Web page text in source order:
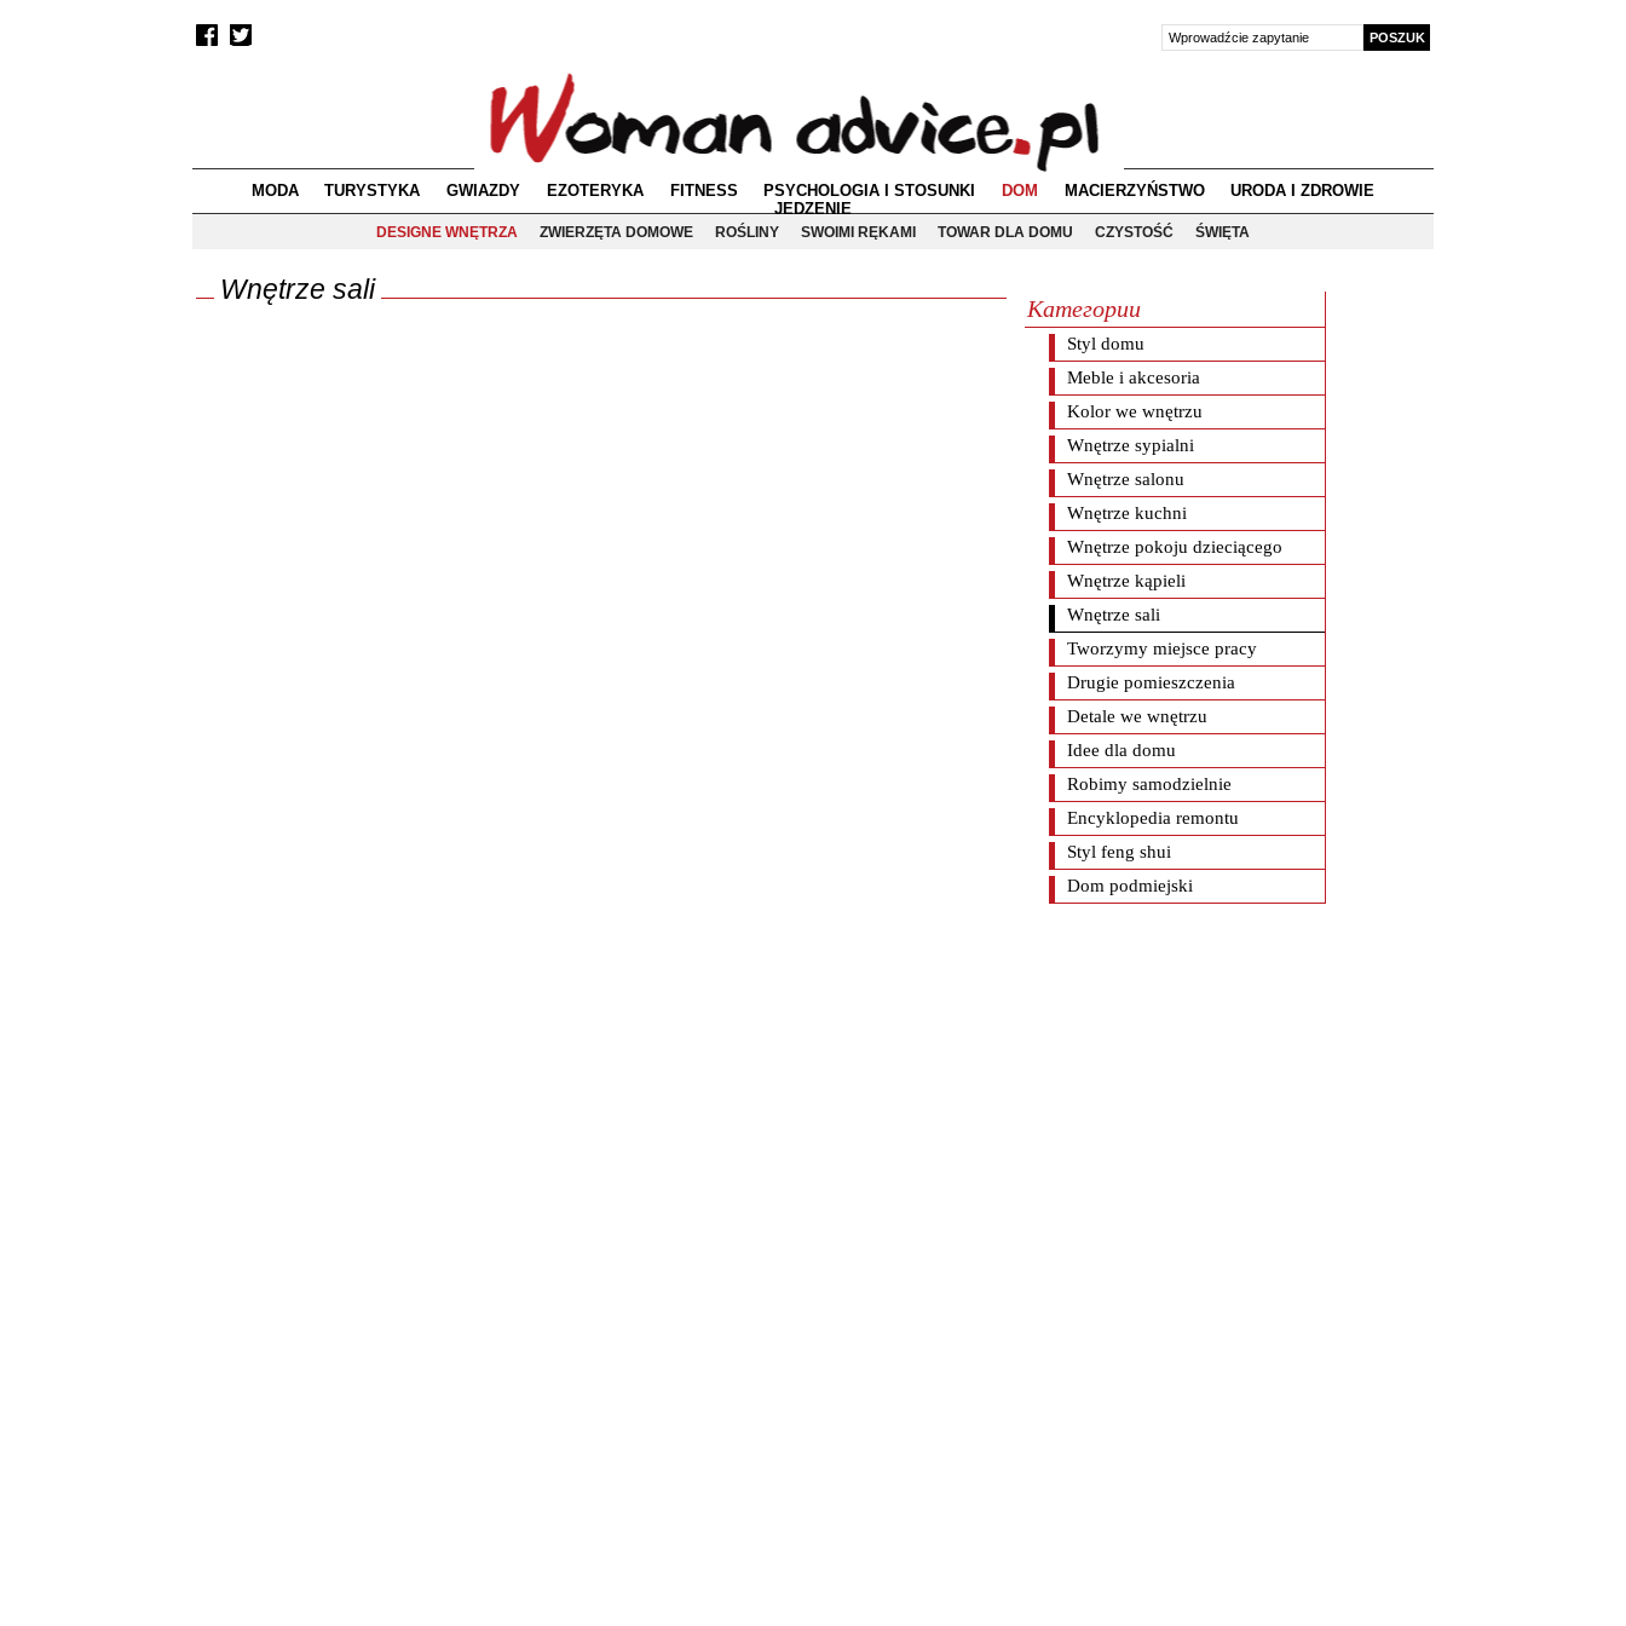
MODA TURYSTYKA GWIAZDY EZOTERYKA FITNESS PSYCHOLOGIA I STOSUNKI DOM MACIERZYŃSTWO
URODA I ZDROWIE
JEDZENIE
DESIGNE WNĘTRZA
ZWIERZĘTA DOMOWE ROŚLINY SWOIMI RĘKAMI TOWAR DLA DOMU CZYSTOŚĆ ŚWIĘTA
Wnętrze sali
Категории
Styl domu
Meble i akcesoria
Kolor we wnętrzu
Wnętrze sypialni
Wnętrze salonu
Wnętrze kuchni
Wnętrze pokoju dzieciącego
Wnętrze kąpieli
Wnętrze sali
Tworzymy miejsce pracy
Drugie pomieszczenia
Detale we wnętrzu
Idee dla domu
Robimy samodzielnie
Encyklopedia remontu
Styl feng shui
Dom podmiejski